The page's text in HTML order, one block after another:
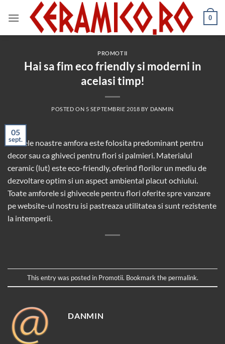
0
PROMOTII
Hai sa fim eco friendly si moderni in
acelasi timp!
POSTED ON 5 SEPTEMBRIE 2018 BY DANMIN
05
sept.
In zilele noastre amfora este folosita predominant pentru
decor sau ca ghiveci pentru flori si palmieri. Materialul
ceramic (lut) este eco-friendly, oferind florilor un mediu de
dezvoltare optim si un aspect ambiental placut ochiului.
Toate amforele si ghivecele pentru flori oferite spre vanzare
pe website-ul nostru isi pastreaza utilitatea si sunt rezistente
la intemperii.
This entry was posted in Promotii. Bookmark the permalink.
DANMIN